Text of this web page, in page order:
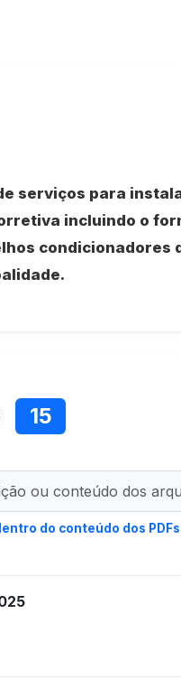
serviços para
incluindo o
condicionadores
15
do conteúdo dos